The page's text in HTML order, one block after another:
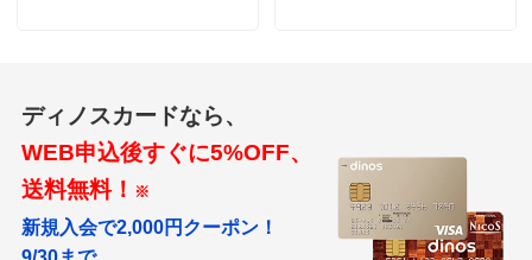
広島県
ちゃんとサイズを確認してない私ががいけないのです
が、思ったより小さいです
ディノスカードなら、
WEB申込後すぐに5%OFF、
送料無料！ ※
新規入会で2,000円クーポン！